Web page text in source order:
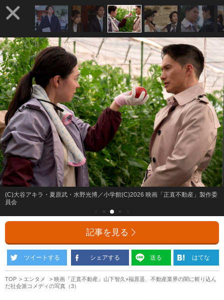
(C)大谷アキラ・夏原武・水野光博／小学館(C)2026 映画「正直不動産」製作委
員会
記事を見る
ツイートする シェアする 送る はてな
TOP エンタメ
映画『正直不動産』山下智久×福原遥、不動産業界の闇に斬り込ん
だ社会派コメディの写真（3）